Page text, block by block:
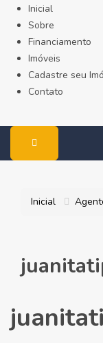
Inicial
Sobre
Financiamento
Imóveis
Cadastre seu
Contato
Inicial